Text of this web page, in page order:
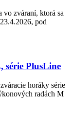
vo zváraní, ktorá sa
pod
série PlusLine
horáky série
radách M